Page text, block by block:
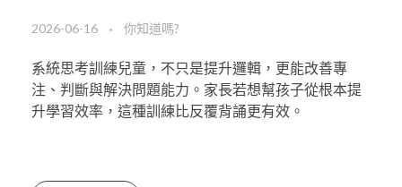
2026-06-16 你知道嗎?
系統思考訓練兒童，不只是提升邏輯，更能改善專
注、判斷與解決問題能力。家長若想幫孩子從根本提
升學習效率，這種訓練比反覆背誦更有效。